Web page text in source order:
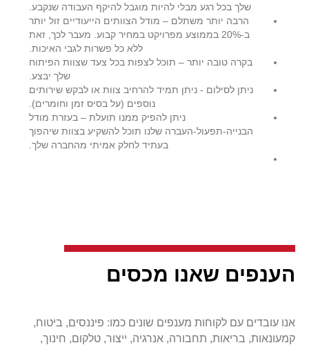
שלך בכל רגע מבלי להיות מוגבל להיקף העבודה שנקבע.
הרבה יותר משתלם – מודל הצוותים הייעודיים זול יותר
ב-20% בממוצע מפרויקט במחיר קבוע. מעבר לכך, זאת
ללא כל פשרות לגבי האיכות.
בקרה טובה יותר – תוכל לצפות בכל צעד שצוות הפיתוח
שלך יבצע.
ניתן לסילום - ניתן תמיד להרחיב צוות או לבקש שירותים
נוספים (על בסיס זמן וחומרים).
ניתן להפיק ממנו תועלת – בעזרת מודל
הבנייה-תפעול-העברה שלנו תוכל להשקיע בצוות שיהפוך
בעתיד לחלק אמיתי מהחברה שלך.
הענפים שאנו מכסים
אנו עובדים עם לקוחות מענפים שונים כמו: פיננסים, ביטוח,
קמעונאות, בריאות, תחבורה, אנרגיה, ייצור, טלקום, חינוך,